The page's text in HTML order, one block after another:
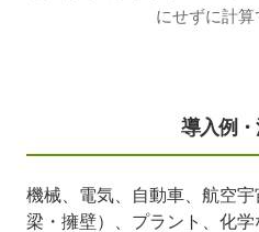
にせずに計算
導入例
機械、電気、自動車、航空
梁・擁壁）、プラント、化